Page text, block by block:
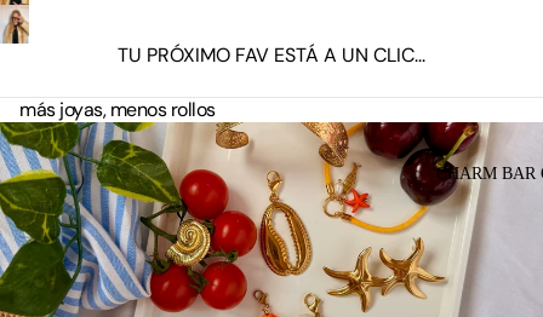
CHARM BAR
TU PRÓXIMO FAV ESTÁ A UN CLIC...
más joyas, menos rollos